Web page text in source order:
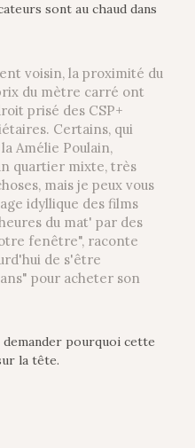
sont au chaud dans
voisin, la proximité du
du mètre carré ont
prisé des CSP+
Certains, qui
Amélie Poulain,
quartier mixte, très
mais je peux vous
idyllique des films
du mat' par des
fenêtre", raconte
de s'être
pour acheter son
pourquoi cette
la tête.